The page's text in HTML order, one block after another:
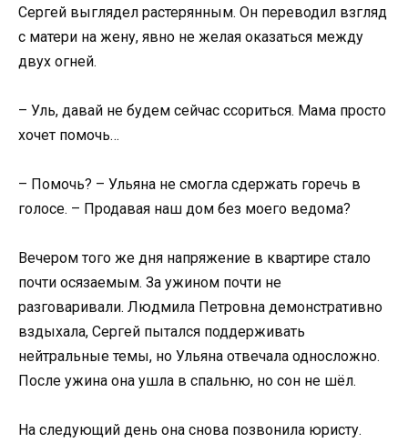
Сергей выглядел растерянным. Он переводил взгляд
с матери на жену, явно не желая оказаться между
двух огней.
– Уль, давай не будем сейчас ссориться. Мама просто
хочет помочь…
– Помочь? – Ульяна не смогла сдержать горечь в
голосе. – Продавая наш дом без моего ведома?
Вечером того же дня напряжение в квартире стало
почти осязаемым. За ужином почти не
разговаривали. Людмила Петровна демонстративно
вздыхала, Сергей пытался поддерживать
нейтральные темы, но Ульяна отвечала односложно.
После ужина она ушла в спальню, но сон не шёл.
На следующий день она снова позвонила юристу.